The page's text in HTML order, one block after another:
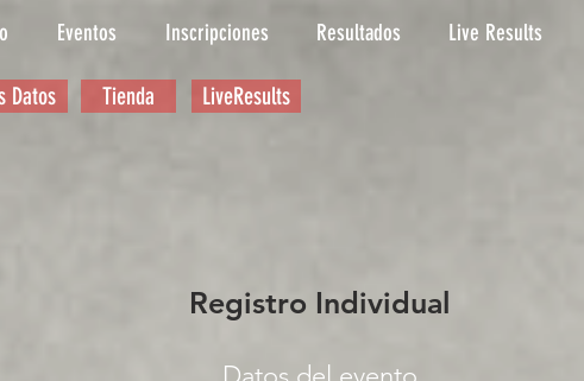
Eventos Inscripciones Resultados Live Results
Datos Tienda LiveResults
Registro Individual